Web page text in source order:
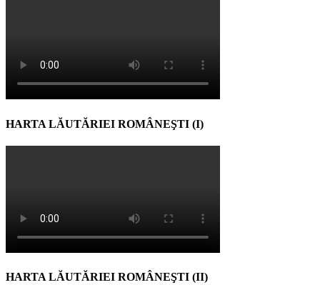
HARTA LĂUTĂRIEI ROMÂNEŞTI (I)
HARTA LĂUTĂRIEI ROMÂNEŞTI (II)